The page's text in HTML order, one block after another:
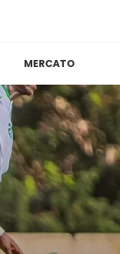
MERCATO